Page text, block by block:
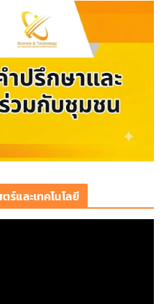
และเทคโนโลยี